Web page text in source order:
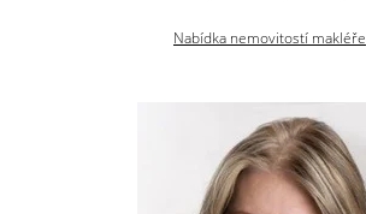
Nabídka nemovitostí makléře